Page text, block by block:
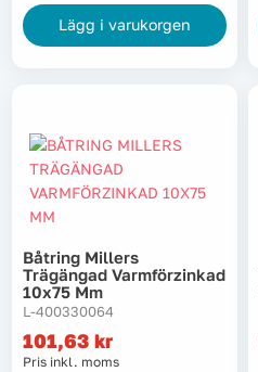
Outlet
Verktyg
Varumärken
Lägg i varukorgen
Båtring Millers
Trägängad Varmförzinkad
10x75 Mm
L-400330064
101,63 kr
Pris inkl. moms